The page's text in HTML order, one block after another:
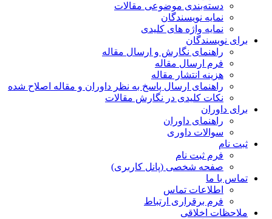
دسته‌بندی موضوعی مقالات
نمایه نویسندگان
نمایه واژه های کلیدی
برای نویسندگان
راهنمای نگارش و ارسال مقاله
فرم ارسال مقاله
هزینه انتشار مقاله
راهنمای ارسال پاسخ به نظر داوران و مقاله اصلاح شده
نکات کلیدی در نگارش مقالات
برای داوران
راهنمای داوران
سوالات داوری
ثبت نام
فرم ثبت نام
صفحه شخصی (پانل کاربری)
تماس با ما
اطلاعات تماس
فرم برقراری ارتباط
ملاحظات اخلاقی